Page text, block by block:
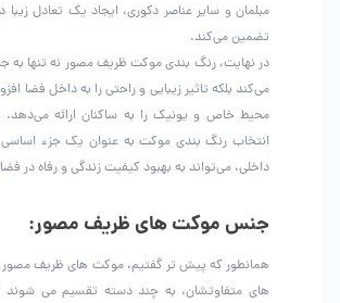
مبلمان و سایر عناصر دکوری، ایجاد یک تعادل زیبا
تضمین می‌کند.
در نهایت، رنگ بندی موکت ظریف مصور نه تنها
می‌کند بلکه تاثیر زیبایی و راحتی را به داخل فضا
محیط خاص و یونیک را به ساکنان ارائه می‌دهد.
انتخاب رنگ بندی موکت به عنوان یک جزء اساسی
داخلی، می‌تواند به بهبود کیفیت زندگی و رفاه در
جنس موکت های ظریف مصور:
همانطور که پیش تر گفتیم، موکت های ظریف مصور
های متفاوتشان، به چند دسته تقسیم می شوند